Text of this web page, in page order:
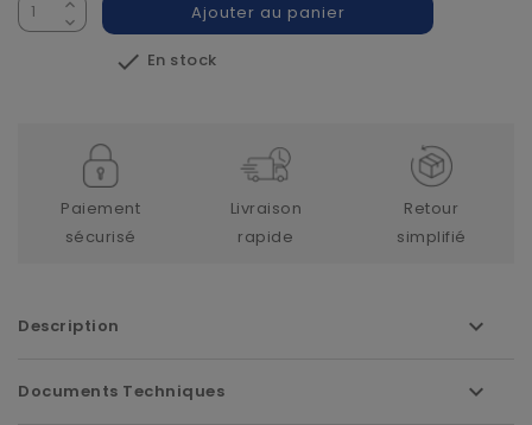
Ajouter au panier
 En stock
Paiement
sécurisé
Livraison
rapide
Retour
simplifié
Description
Documents Techniques